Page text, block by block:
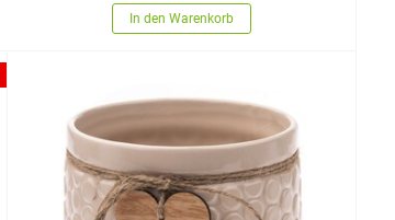
In den Warenkorb